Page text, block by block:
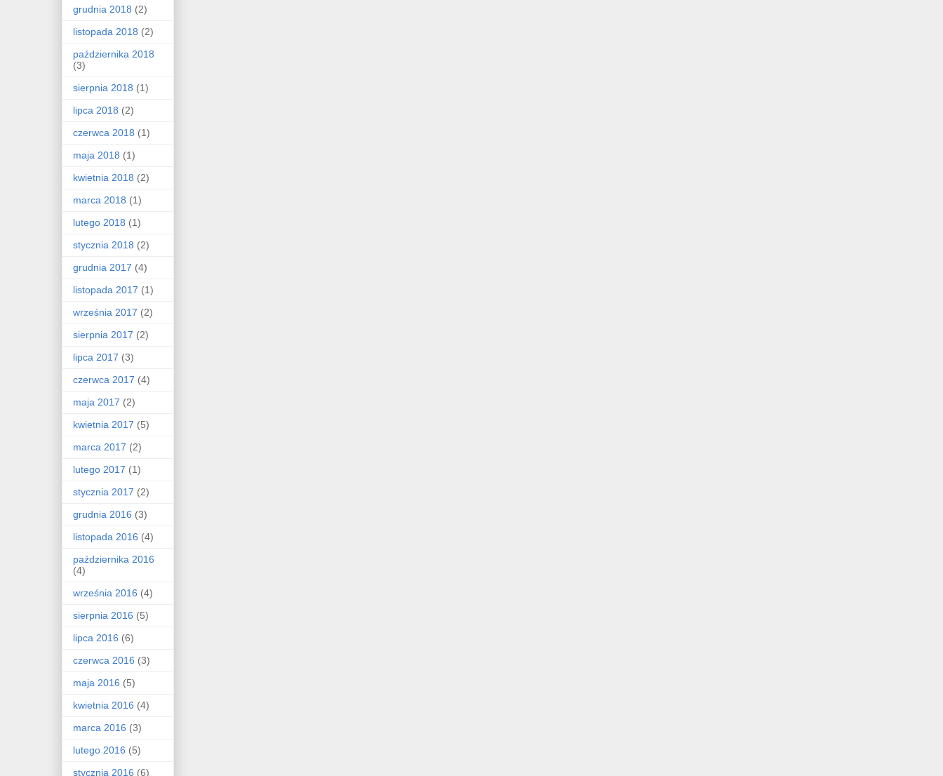
grudnia 2018 (2)
listopada 2018 (2)
października 2018
(3)
sierpnia 2018 (1)
lipca 2018 (2)
czerwca 2018 (1)
maja 2018 (1)
kwietnia 2018 (2)
marca 2018 (1)
lutego 2018 (1)
stycznia 2018 (2)
grudnia 2017 (4)
listopada 2017 (1)
września 2017 (2)
sierpnia 2017 (2)
lipca 2017 (3)
czerwca 2017 (4)
maja 2017 (2)
kwietnia 2017 (5)
marca 2017 (2)
lutego 2017 (1)
stycznia 2017 (2)
grudnia 2016 (3)
listopada 2016 (4)
października 2016
(4)
września 2016 (4)
sierpnia 2016 (5)
lipca 2016 (6)
czerwca 2016 (3)
maja 2016 (5)
kwietnia 2016 (4)
marca 2016 (3)
lutego 2016 (5)
stycznia 2016 (6)